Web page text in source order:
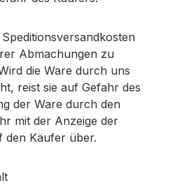
Abmachungen zu
die Ware durch uns
reist sie auf Gefahr des
der Ware durch den
mit der Anzeige der
den Käufer über.